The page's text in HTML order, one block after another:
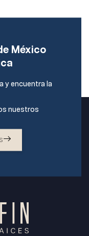
México
y encuentra la
nuestros